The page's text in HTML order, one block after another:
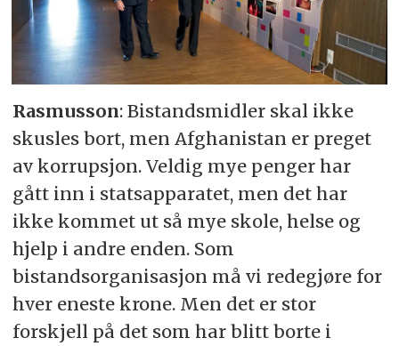
Rasmusson: Bistandsmidler skal ikke
skusles bort, men Afghanistan er preget
av korrupsjon. Veldig mye penger har
gått inn i statsapparatet, men det har
ikke kommet ut så mye skole, helse og
hjelp i andre enden. Som
bistandsorganisasjon må vi redegjøre for
hver eneste krone. Men det er stor
forskjell på det som har blitt borte i